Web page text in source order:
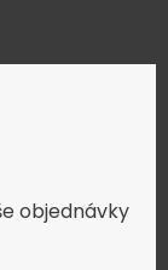
objednávky